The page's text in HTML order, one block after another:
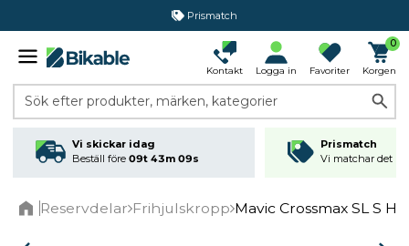
Prismatch
Kontakt Logga in Favoriter
0
Korgen
Sök efter produkter, märken, kategorier
Vi skickar idag
Beställ före 09t 43m 09s
Prismatch
Vi matchar det
Reservdelar Frihjulskropp Mavic Crossmax SL S